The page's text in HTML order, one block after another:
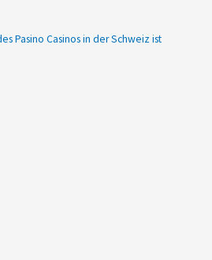
Pasino Casinos in der Schweiz ist